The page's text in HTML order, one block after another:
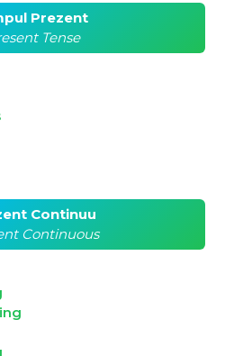
Prezent
Tense
Continuu
Continuous